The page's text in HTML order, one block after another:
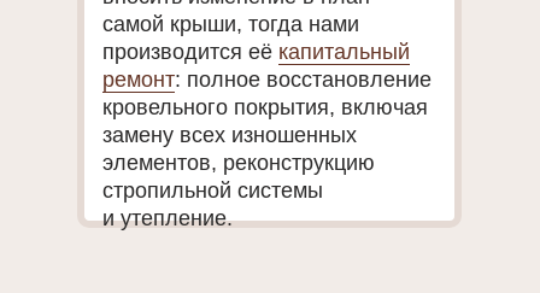
самой крыши, тогда нами
производится её капитальный
ремонт: полное восстановление
кровельного покрытия, включая
замену всех изношенных
элементов, реконструкцию
стропильной системы
и утепление.